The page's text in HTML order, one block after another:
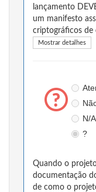
lançamento
um manifesto
criptográficos de
Mostrar detalhes
N/A
?
Quando o
documentação
de como o